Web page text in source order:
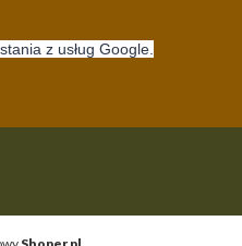
z usług Google.